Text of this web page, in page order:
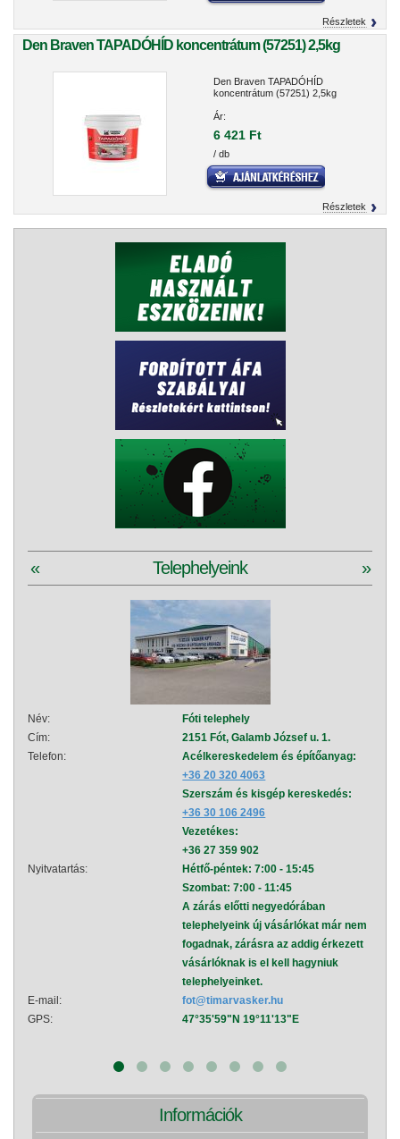
Részletek
Den Braven TAPADÓHÍD koncentrátum (57251) 2,5kg
Den Braven TAPADÓHÍD
koncentrátum (57251) 2,5kg
Ár:
6 421 Ft
/ db
Részletek
Telephelyeink
« »
Név:
Fóti telephely
Cím:
2151 Fót, Galamb József u. 1.
Telefon:
Acélkereskedelem és építőanyag:
+36 20 320 4063
Szerszám és kisgép kereskedés:
+36 30 106 2496
Vezetékes:
+36 27 359 902
Nyitvatartás:
Hétfő-péntek: 7:00 - 15:45
Szombat: 7:00 - 11:45
A zárás előtti negyedórában
telephelyeink új vásárlókat már nem
fogadnak, zárásra az addig érkezett
vásárlóknak is el kell hagyniuk
telephelyeinket.
E-mail:
fot@timarvasker.hu
GPS:
47°35'59"N 19°11'13"E
Információk